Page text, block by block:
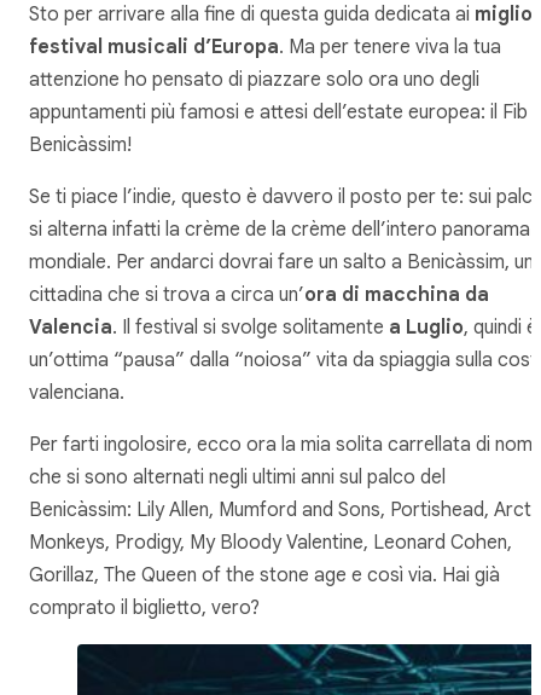
Sto per arrivare alla fine di questa guida dedicata ai
festival musicali d’Europa. Ma per tenere viva la tua
attenzione ho pensato di piazzare solo ora uno degli
appuntamenti più famosi e attesi dell’estate europea: il Fib
Benicàssim!
Se ti piace l’indie, questo è davvero il posto per te: sui
si alterna infatti la crème de la crème dell’intero panorama
mondiale. Per andarci dovrai fare un salto a Benicàssim,
cittadina che si trova a circa un’ora di macchina da
Valencia. Il festival si svolge solitamente a Luglio, quindi è
un’ottima “pausa” dalla “noiosa” vita da spiaggia sulla
valenciana.
Per farti ingolosire, ecco ora la mia solita carrellata di nomi
che si sono alternati negli ultimi anni sul palco del
Benicàssim: Lily Allen, Mumford and Sons, Portishead,
Monkeys, Prodigy, My Bloody Valentine, Leonard Cohen,
Gorillaz, The Queen of the stone age e così via. Hai già
comprato il biglietto, vero?